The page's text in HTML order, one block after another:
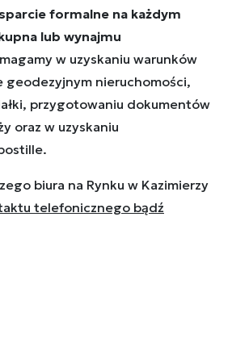
formalne na każdym
lub wynajmu
w uzyskaniu warunków
geodezyjnym nieruchomości,
przygotowaniu dokumentów
oraz w uzyskaniu
biura na Rynku w Kazimierzy
telefonicznego bądź